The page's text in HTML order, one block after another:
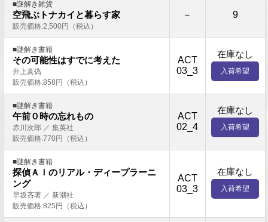
■謎解き雑貨
空飛ぶトナカイと暮らす家
販売価格:2,500円（税込）
－ 9
■謎解き書籍
その可能性はすでに考えた
井上真偽
販売価格:858円（税込）
ACT
03_3
在庫なし
入荷希望
■謎解き書籍
午前０時の忘れもの
赤川次郎 ／ 集英社
販売価格:770円（税込）
ACT
02_4
在庫なし
入荷希望
■謎解き書籍
探偵ＡＩのリアル・ディープラーニ
ング
早坂吝著 ／ 新潮社
販売価格:825円（税込）
ACT
03_3
在庫なし
入荷希望